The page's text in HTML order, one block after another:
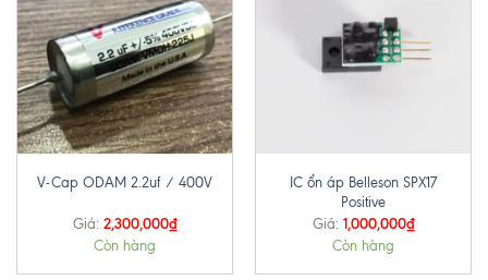
V-Cap ODAM 2.2uf / 400V
Giá: 2,300,000₫
Còn hàng
IC ổn áp Belleson SPX17
Positive
Giá: 1,000,000₫
Còn hàng